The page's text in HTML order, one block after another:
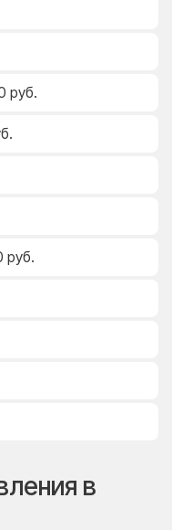
руб.
руб.
в